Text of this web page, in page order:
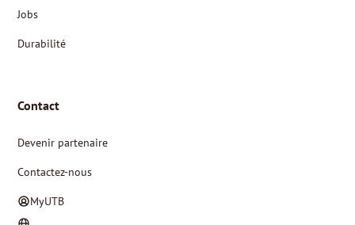
Jobs
Durabilité
Contact
Devenir partenaire
Contactez-nous
MyUTB